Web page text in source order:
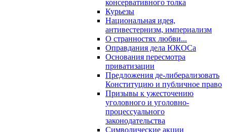
консервативного толка
Курьезы
Национальная идея,
антивестернизм, империализм
О странностях любви...
Оправдания дела ЮКОСа
Основания пересмотра
приватизации
Предложения де-либерализовать
Конституцию и публичное право
Призывы к ужесточению
уголовного и уголовно-
процессуального
законодательства
Символические акции